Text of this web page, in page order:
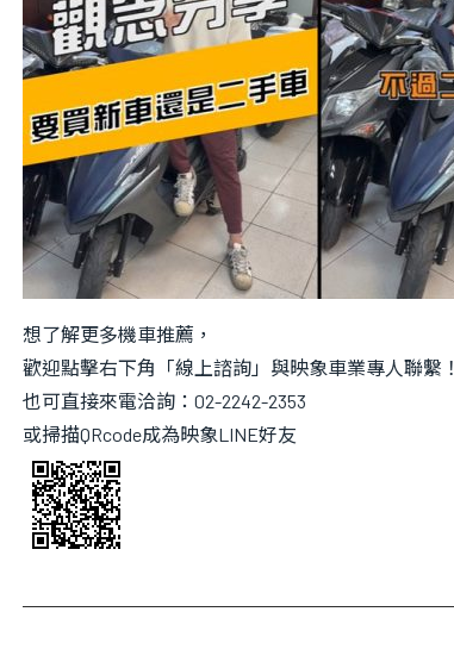
想了解更多機車推薦，
歡迎點擊右下角「線上諮詢」與映象車業專人聯繫！
也可直接來電洽詢：02-2242-2353
或掃描QRcode成為映象LINE好友